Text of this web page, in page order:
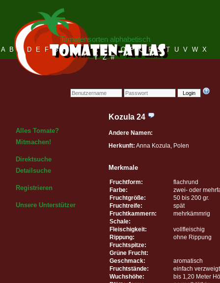
Login
Tomatensorten alphabetisch
A B C D E F G H I J K L M N O P Q R S T U V W X
Y Z #
Alles Tomate?
Mitmachen!
Direktsuche
Detailsuche
Registrieren
Unsere Unterstützer
Kozula 24
Andere Namen:
Herkunft: Anna Kozula, Polen
Merkmale
Fruchtform:
flachrund
Farbe:
zwei- oder
Fruchtgröße:
50 bis 200 gr.
Fruchtreife:
spät
Fruchtkammern:
mehrkämmrig
Schale:
Fleischigkeit:
vollfleischig
Rippung:
ohne Rippung
Fruchtspitze:
Grüne Frucht:
Geschmack:
aromatisch
Fruchtstände:
einfach verzweigt
Wuchshöhe:
bis 1,20 Meter